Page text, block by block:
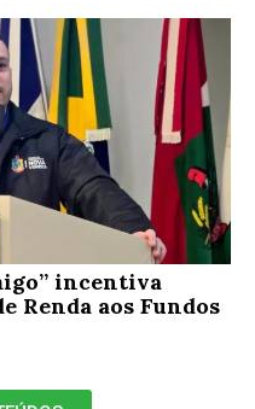
incentiva
Renda aos Fundos